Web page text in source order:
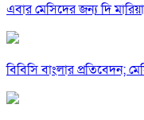
এবার মেসিদের জন্য দি
বিবিসি বাংলার প্রতিবেদন;